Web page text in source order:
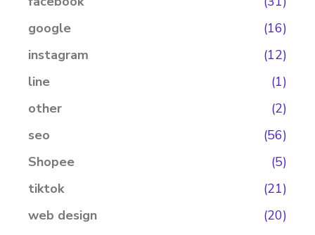
google
(16)
instagram
(12)
line
(1)
other
(2)
seo
(56)
Shopee
(5)
tiktok
(21)
web design
(20)